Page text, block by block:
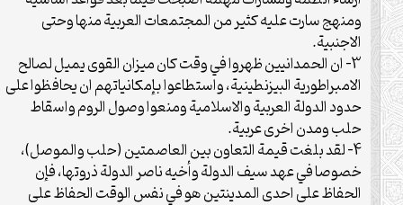
ومنهج سارت عليه كثير من المجتمعات العربية منها وحتى
الاجنبية.
3- ان الحمدانيين ظهروا في وقت كان ميزان القوى يميل لصالح
الامبراطورية البيزنطينية، واستطاعوا بإمكانياتهم ان يحافظوا على
حدود الدولة العربية والاسلامية ومنعوا وصول الروم واسقاط
حلب ومدن اخرى عربية.
4- لقد بلغت قيمة التعاون بين العاصمتين (حلب والموصل)،
خصوصا في عهد سيف الدولة وأخيه ناصر الدولة ذروتها، فإن
الحفاظ على احدى المدينتين هو في نفس الوقت الحفاظ على